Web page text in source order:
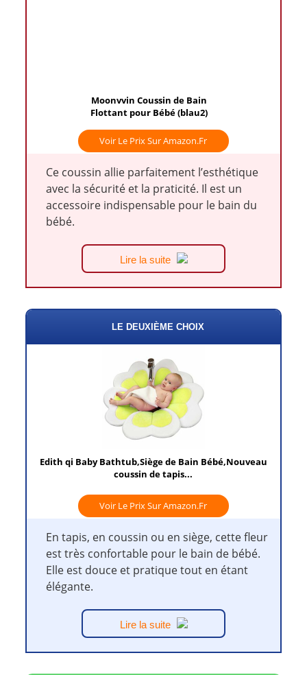
Moonvvin Coussin de Bain
Flottant pour Bébé (blau2)
Voir Le Prix Sur Amazon.fr
Ce coussin allie parfaitement l’esthétique
avec la sécurité et la praticité. Il est un
accessoire indispensable pour le bain du
bébé.
Lire la suite
LE DEUXIÈME CHOIX
Edith qi Baby Bathtub,Siège de Bain Bébé,Nouveau
coussin de tapis...
Voir Le Prix Sur Amazon.fr
En tapis, en coussin ou en siège, cette fleur
est très confortable pour le bain de bébé.
Elle est douce et pratique tout en étant
élégante.
Lire la suite